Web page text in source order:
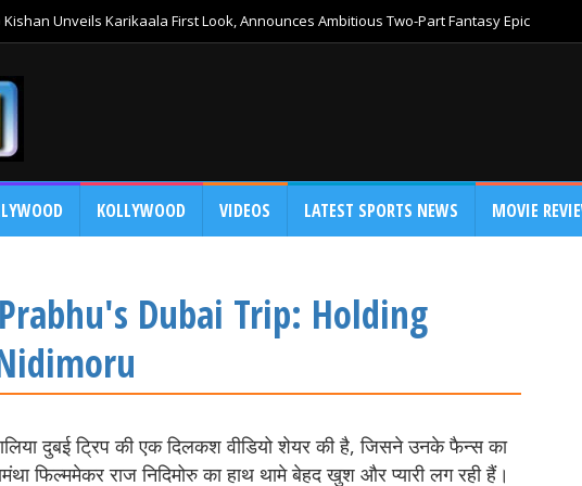
Unveils Karikaala First Look, Announces Ambitious Two-Part Fantasy Epic
KOLLYWOOD VIDEOS LATEST SPORTS NEWS MOVIE
Dubai Trip: Holding
दुबई ट्रिप की एक दिलकश वीडियो शेयर की है, जिसने उनके फैन्स का
फिल्ममेकर राज निदिमोरु का हाथ थामे बेहद खुश और प्यारी लग रही हैं।